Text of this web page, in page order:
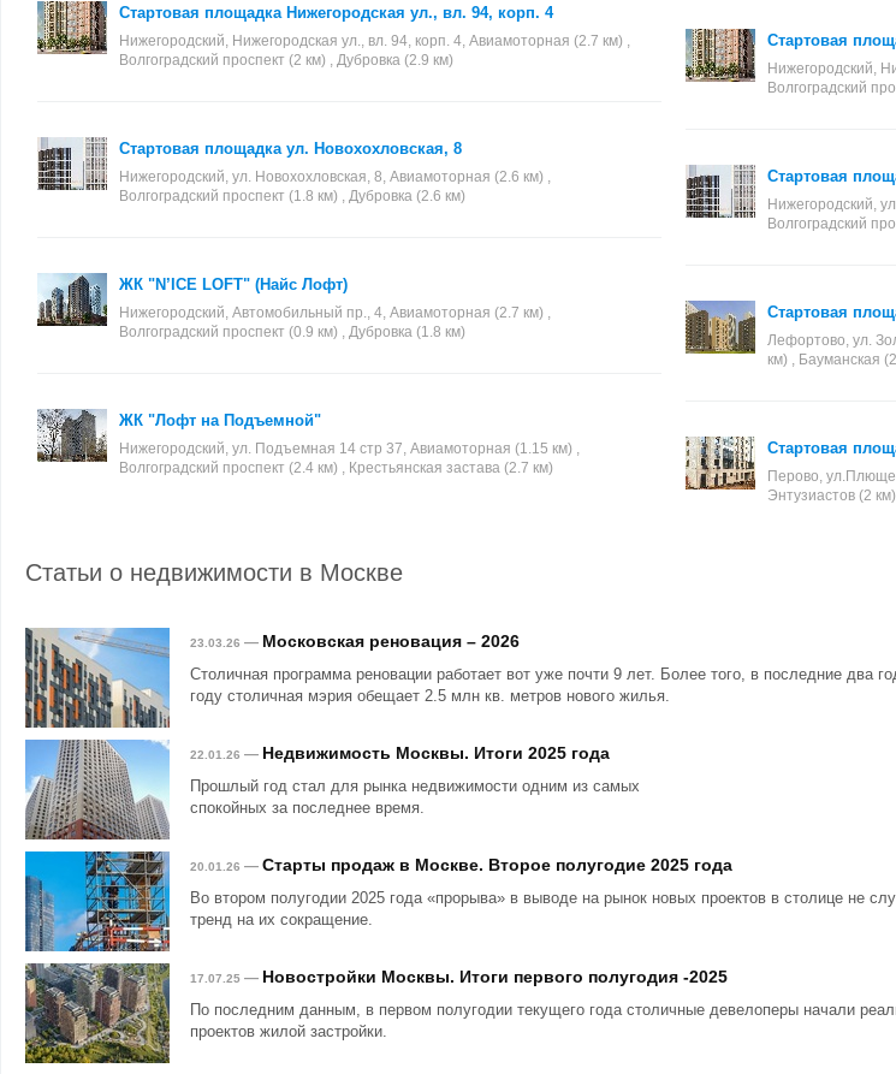
Стартовая площадка Нижегородская ул., вл. 94, корп. 4
Нижегородский, Нижегородская ул., вл. 94, корп. 4, Авиамоторная (2.7 км) ,
Волгоградский проспект (2 км) , Дубровка (2.9 км)
Стартовая площадка ул. Новохохловская, 8
Нижегородский, ул. Новохохловская, 8, Авиамоторная (2.6 км) ,
Волгоградский проспект (1.8 км) , Дубровка (2.6 км)
ЖК "N’ICE LOFT" (Найс Лофт)
Нижегородский, Автомобильный пр., 4, Авиамоторная (2.7 км) ,
Волгоградский проспект (0.9 км) , Дубровка (1.8 км)
ЖК "Лофт на Подъемной"
Нижегородский, ул. Подъемная 14 стр 37, Авиамоторная (1.15 км) ,
Волгоградский проспект (2.4 км) , Крестьянская застава (2.7 км)
Стартовая
Нижегородский,
Волгоградский
Стартовая
Нижегородский,
Волгоградский
Стартовая
Лефортово, ул.
км) , Бауманская
Стартовая
Перово,
Энтузиастов (2 км)
Статьи о недвижимости в Москве
23.03.26 — Московская реновация – 2026
Столичная программа реновации работает вот уже почти 9 лет. Более того, в последние два
году столичная мэрия обещает 2.5 млн кв. метров нового жилья.
22.01.26 — Недвижимость Москвы. Итоги 2025 года
Прошлый год стал для рынка недвижимости одним из самых
спокойных за последнее время.
20.01.26 — Старты продаж в Москве. Второе полугодие 2025 года
Во втором полугодии 2025 года «прорыва» в выводе на рынок новых проектов в столице не
тренд на их сокращение.
17.07.25 — Новостройки Москвы. Итоги первого полугодия -2025
По последним данным, в первом полугодии текущего года столичные девелоперы начали
проектов жилой застройки.